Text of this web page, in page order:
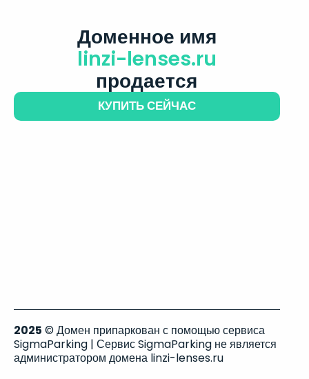
Доменное имя
linzi-lenses.ru
продается
КУПИТЬ СЕЙЧАС
2025 © Домен припаркован с помощью сервиса
SigmaParking | Сервис SigmaParking не является
администратором домена linzi-lenses.ru